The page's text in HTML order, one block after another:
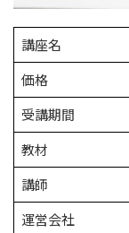
講座名
価格
受講期間
教材
講師
運営会社